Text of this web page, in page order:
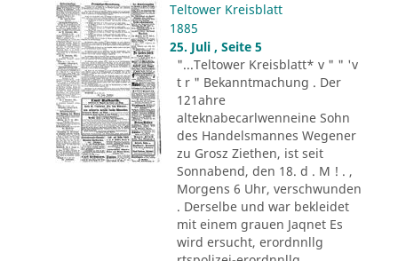
Teltower Kreisblatt
1885
25. Juli , Seite 5
"...Teltower Kreisblatt* v " " 'v
t r " Bekanntmachung . Der
121ahre
alteknabecarlwenneine Sohn
des Handelsmannes Wegener
zu Grosz Ziethen, ist seit
Sonnabend, den 18. d . M ! . ,
Morgens 6 Uhr, verschwunden
. Derselbe und war bekleidet
mit einem grauen Jaqnet Es
wird ersucht, erordnnllg